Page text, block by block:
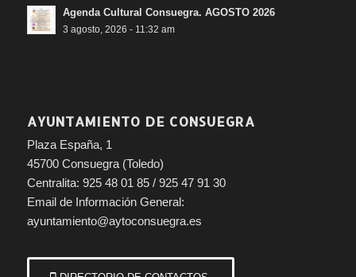
Agenda Cultural Consuegra. AGOSTO 2026
3 agosto, 2026 - 11:32 am
AYUNTAMIENTO DE CONSUEGRA
Plaza España, 1
45700 Consuegra (Toledo)
Centralita: 925 48 01 85 / 925 47 91 30
Email de Información General:
ayuntamiento@aytoconsuegra.es